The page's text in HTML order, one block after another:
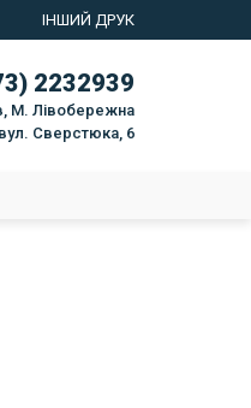
ІНШИЙ ДРУК
2232939
М. Лівобережна
вул. Сверстюка, 6